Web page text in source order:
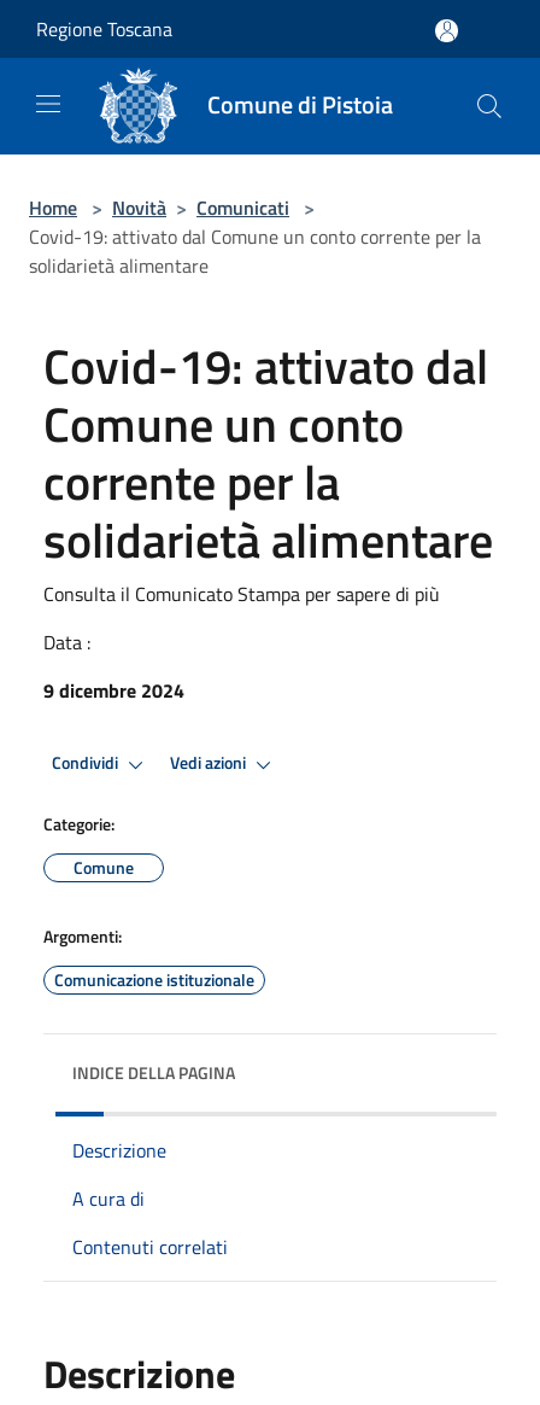
Regione Toscana
Comune di Pistoia
Home > Novità > Comunicati >
Covid-19: attivato dal Comune un conto corrente per la
solidarietà alimentare
Covid-19: attivato dal
Comune un conto
corrente per la
solidarietà alimentare
Consulta il Comunicato Stampa per sapere di più
Data :
9 dicembre 2024
Condividi Vedi azioni
Categorie:
Comune
Argomenti:
Comunicazione istituzionale
INDICE DELLA PAGINA
Descrizione
A cura di
Contenuti correlati
Descrizione